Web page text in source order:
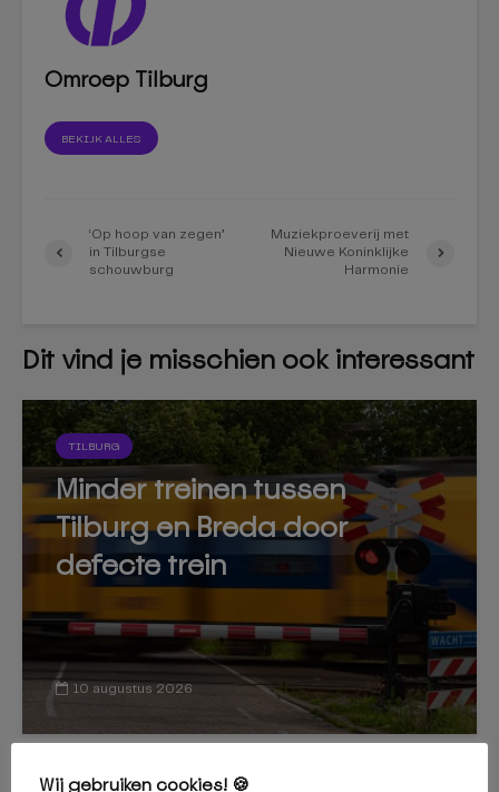
Omroep Tilburg
BEKIJK ALLES
‘Op hoop van zegen’
in Tilburgse
schouwburg
Muziekproeverij met
Nieuwe Koninklijke
Harmonie
Dit vind je misschien ook interessant
TILBURG
Minder treinen tussen
Tilburg en Breda door
defecte trein
10 augustus 2026
Wij gebruiken cookies! 🍪